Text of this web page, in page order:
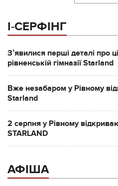
І-СЕРФІНГ
Зʼявилися перші деталі про
рівненській гімназії Starland
Вже незабаром у Рівному
Starland
2 серпня у Рівному
STARLAND
АФІША